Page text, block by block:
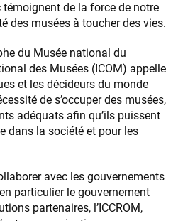
de la force de notre
des musées à toucher des vies.
du Musée national du
des Musées (ICOM) appelle
et les décideurs du monde
de s’occuper des musées,
adéquats afin qu’ils puissent
dans la société et pour les
avec les gouvernements
particulier le gouvernement
partenaires, l’ICCROM,